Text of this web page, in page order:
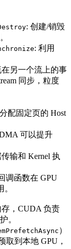
: 创建/销毁
: 利用
在另一个流上的事
同步，粒度
配固定页的 Host
可以提升
输和 Kernel 执
调函数在 GPU
，CUDA 负责
。
）
取到本地 GPU，